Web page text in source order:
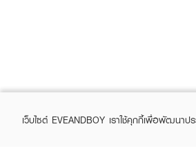
เว็บไซต์ EVEANDBOY เราใช้คุกกี้เพื่อพัฒนา